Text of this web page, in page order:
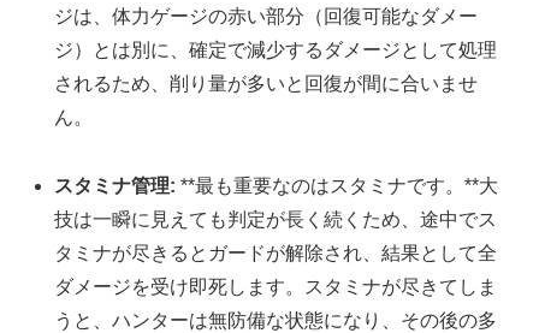
ジは、体力ゲージの赤い部分（回復可能なダメー
ジ）とは別に、確定で減少するダメージとして処理
されるため、削り量が多いと回復が間に合いませ
ん。
スタミナ管理: **最も重要なのはスタミナです。**大
技は一瞬に見えても判定が長く続くため、途中でス
タミナが尽きるとガードが解除され、結果として全
ダメージを受け即死します。スタミナが尽きてしま
うと、ハンターは無防備な状態になり、その後の多